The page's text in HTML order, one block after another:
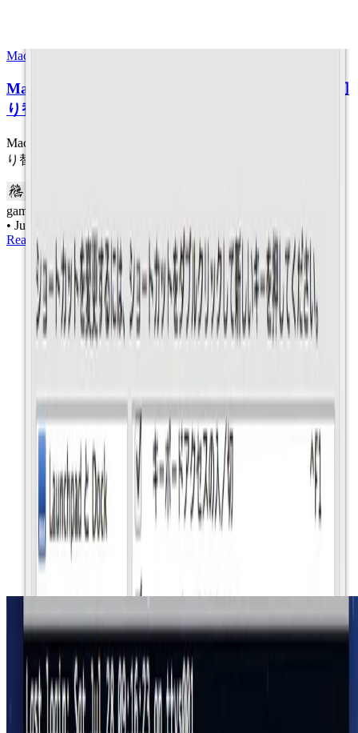
Mac OS X
Mac(Lion)でアプリケーション内でウィンドウを切
り替える方法
Macでは、Comand + tabなどで、アプリケーション単位の切
り替えができますが、
gam0022
• Jul 29, 2012
1 min read
Read more
Linux(Ubuntu)からOS Xへ開発環境を移すときに
したこと
とりあえず次のような感じになりました。